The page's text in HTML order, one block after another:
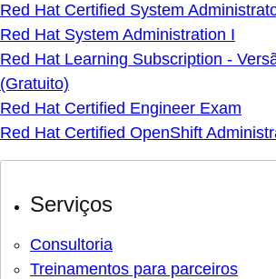
Red Hat Certified System
Red Hat System Administration I
Red Hat Learning Subscription -
(Gratuito)
Red Hat Certified Engineer Exam
Red Hat Certified OpenShift
Serviços
Consultoria
Treinamentos para parceiros